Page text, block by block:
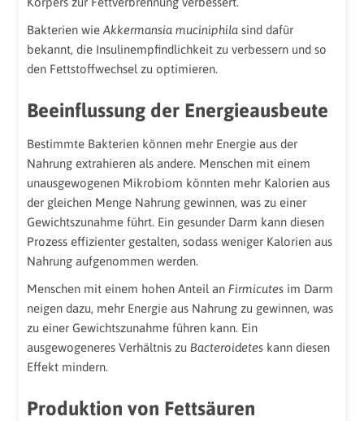
Bakterien wieAkkermansia muciniphila sind dafür
bekannt, die Insulinempfindlichkeit zu verbessern und so
den Fettstoffwechsel zu optimieren.
Beeinflussung der Energieausbeute
Bestimmte Bakterien können mehr Energie aus der
Nahrung extrahieren als andere. Menschen mit einem
unausgewogenen Mikrobiom könnten mehr Kalorien aus
der gleichen Menge Nahrung gewinnen, was zu einer
Gewichtszunahme führt. Ein gesunder Darm kann diesen
Prozess effizienter gestalten, sodass weniger Kalorien aus
Nahrung aufgenommen werden.
Menschen mit einem hohen Anteil an Firmicutes im Darm
neigen dazu, mehr Energie aus Nahrung zu gewinnen, was
zu einer Gewichtszunahme führen kann. Ein
ausgewogeneres Verhältnis zu Bacteroidetes kann diesen
Effekt mindern.
Produktion von Fettsäuren